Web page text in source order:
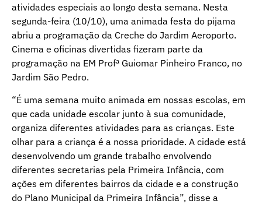
atividades especiais ao longo desta semana. Nesta
segunda-feira (10/10), uma animada festa do pijama
abriu a programação da Creche do Jardim Aeroporto.
Cinema e oficinas divertidas fizeram parte da
programação na EM Profª Guiomar Pinheiro Franco, no
Jardim São Pedro.
“É uma semana muito animada em nossas escolas, em
que cada unidade escolar junto à sua comunidade,
organiza diferentes atividades para as crianças. Este
olhar para a criança é a nossa prioridade. A cidade está
desenvolvendo um grande trabalho envolvendo
diferentes secretarias pela Primeira Infância, com
ações em diferentes bairros da cidade e a construção
do Plano Municipal da Primeira Infância”, disse a